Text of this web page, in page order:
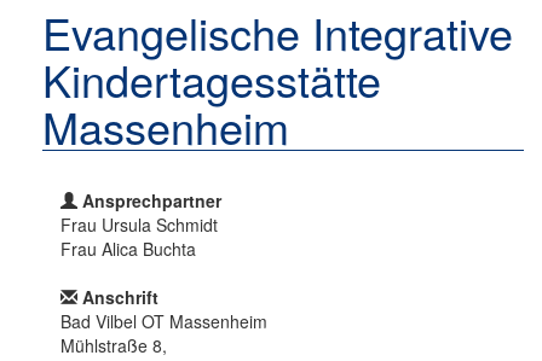
Evangelische Integrative
Kindertagesstätte
Massenheim
Ansprechpartner
Frau Ursula Schmidt
Frau Alica Buchta
Anschrift
Bad Vilbel OT Massenheim
Mühlstraße 8,
e
n